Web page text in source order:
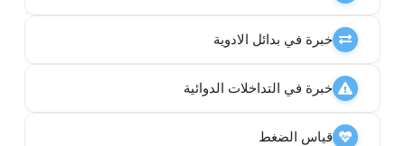
خبرة في بدائل الادوية
خبرة في التداخلات الدوائية
قياس الضغط